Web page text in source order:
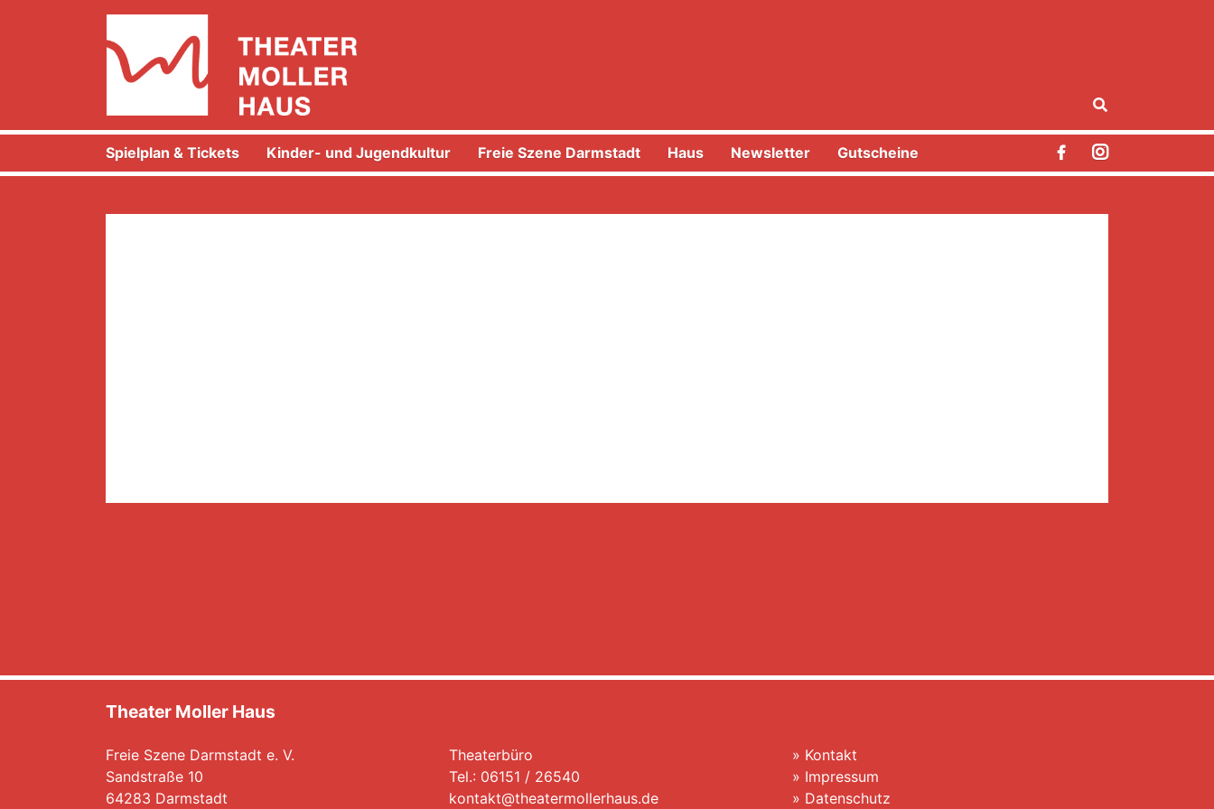
Spielplan & Tickets Kinder- und Jugendkultur Freie Szene Darmstadt Haus Newsletter Gutscheine
Theater Moller Haus
Freie Szene Darmstadt e. V.
Sandstraße 10
64283 Darmstadt
Theaterbüro
Tel.: 06151 / 26540
kontakt@theatermollerhaus.de
» Kontakt
» Impressum
» Datenschutz